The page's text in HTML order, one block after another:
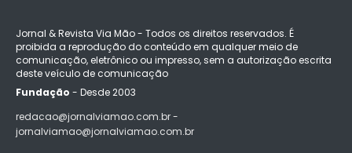
Jornal & Revista Via Mão - Todos os direitos reservados. É
proibida a reprodução do conteúdo em qualquer meio de
comunicação, eletrônico ou impresso, sem a autorização escrita
deste veículo de comunicação
Fundação - Desde 2003
redacao@jornalviamao.com.br -
jornalviamao@jornalviamao.com.br